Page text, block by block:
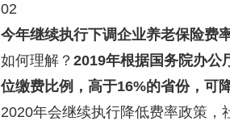
02
今年继续执行下调企业养老保险费
如何理解？ 2019年根据国务院办公
位缴费比例，高于16%的省份，可
2020年会继续执行降低费率政策，